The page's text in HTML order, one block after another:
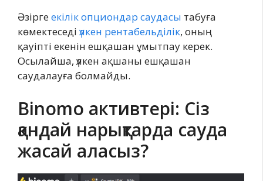
Әзіргеекілік опциондар саудасы табуға
көмектеседі үлкен рентабельділік, оның
қауіпті екенін ешқашан ұмытпау керек.
Осылайша, үлкен ақшаны ешқашан
саудалауға болмайды.
Binomo активтері: Сіз
қандай нарықтарда сауда
жасай аласыз?